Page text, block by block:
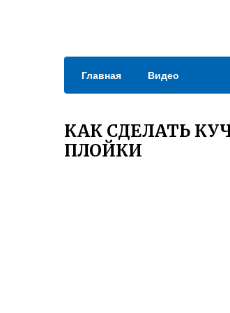
Главная Видео
КАК СДЕЛАТЬ
ПЛОЙКИ